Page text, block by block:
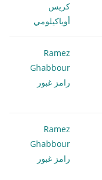
كريس
أوياكيلومي
Ramez
Ghabbour
رامز غبور
Ramez
Ghabbour
رامز غبور